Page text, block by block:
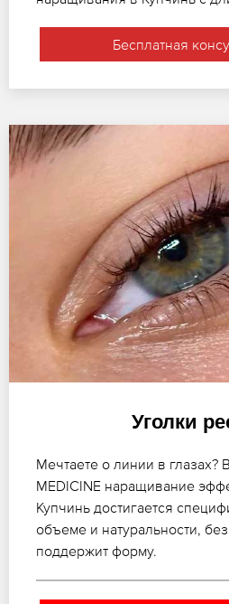
Бесплатная
Уголки
Мечтаете о линии в глазах?
MEDICINE наращивание
Купчинь достигается
объеме и натуральности,
поддержит форму.